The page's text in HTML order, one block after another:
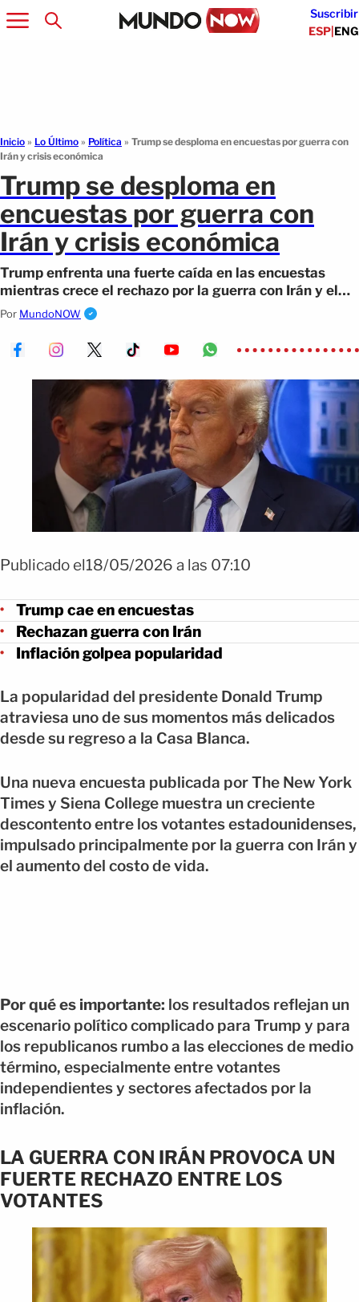
Suscribir
ESP|ENG
Inicio » Lo Último » Política » Trump se desploma en encuestas por guerra con
Irán y crisis económica
Trump se desploma en
encuestas por guerra con
Irán y crisis económica
Trump enfrenta una fuerte caída en las encuestas
mientras crece el rechazo por la guerra con Irán y el
impacto económico que preocupa.
Por MundoNOW
Publicado el18/05/2026 a las 07:10
Trump cae en encuestas
Rechazan guerra con Irán
Inflación golpea popularidad
La popularidad del presidente Donald Trump
atraviesa uno de sus momentos más delicados
desde su regreso a la Casa Blanca.
Una nueva encuesta publicada por The New York
Times y Siena College muestra un creciente
descontento entre los votantes estadounidenses,
impulsado principalmente por la guerra con Irán y
el aumento del costo de vida.
Por qué es importante: los resultados reflejan un
escenario político complicado para Trump y para
los republicanos rumbo a las elecciones de medio
término, especialmente entre votantes
independientes y sectores afectados por la
inflación.
LA GUERRA CON IRÁN PROVOCA UN
FUERTE RECHAZO ENTRE LOS
VOTANTES